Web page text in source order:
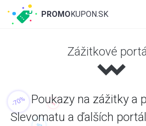
Zážitkové
Poukazy na zážitky a
Slevomatu a ďalších
PROMOKUPON.SK